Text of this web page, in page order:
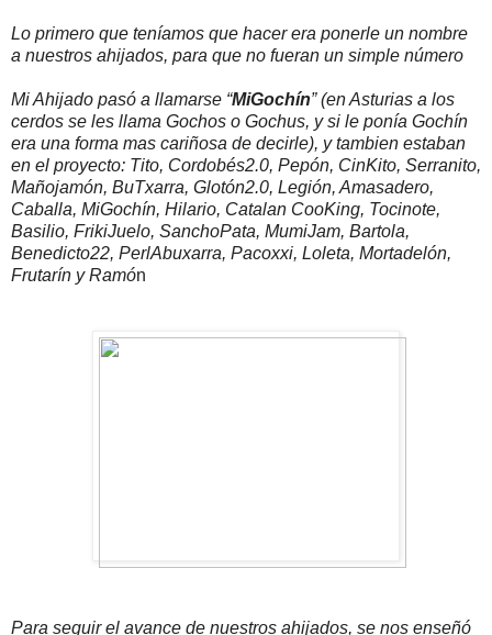
Lo primero que teníamos que hacer era ponerle un nombre
a nuestros ahijados, para que no fueran un simple número
Mi Ahijado pasó a llamarse “MiGochín” (en Asturias a los
cerdos se les llama Gochos o Gochus, y si le ponía Gochín
era una forma mas cariñosa de decirle), y tambien estaban
en el proyecto: Tito, Cordobés2.0, Pepón, CinKito, Serranito,
Mañojamón, BuTxarra, Glotón2.0, Legión, Amasadero,
Caballa, MiGochín, Hilario, Catalan CooKing, Tocinote,
Basilio, FrikiJuelo, SanchoPata, MumiJam, Bartola,
Benedicto22, PerlAbuxarra, Pacoxxi, Loleta, Mortadelón,
Frutarín y Ramón
Para seguir el avance de nuestros ahijados, se nos enseñó